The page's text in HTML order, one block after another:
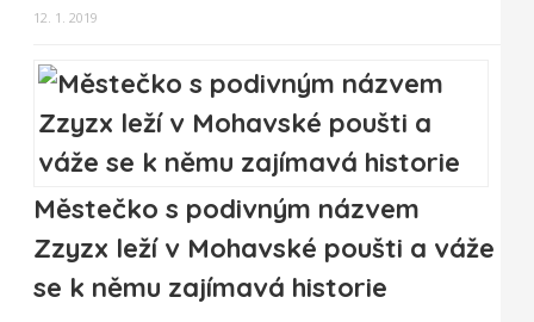
12. 1. 2019
Městečko s podivným názvem
Zzyzx leží v Mohavské poušti a váže
se k němu zajímavá historie